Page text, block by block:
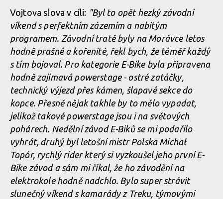
Norco Enduro Race Morávka - Jára Sijka / Enduroserie.cz
Norco Enduro Race Morávka - Jára Sijka / Enduroserie.cz
Norco Enduro Race Morávka - Jára Sijka / Enduroserie.cz
Norco Enduro Race Morávka - Jára Sijka / Enduroserie.cz
Vojtova slova v cíli: "Byl to opět hezký závodní
víkend s perfektním zázemím a nabitým
programem. Závodní tratě byly na Morávce letos
hodně prašné a kořenité, řekl bych, že téměř každý
s tím bojoval. Pro kategorie E-Bike byla připravena
hodně zajímavá powerstage - ostré zatáčky,
technický výjezd přes kámen, šlapavé sekce do
kopce. Přesně nějak takhle by to mělo vypadat,
jelikož takové powerstage jsou i na světových
pohárech. Nedělní závod E-Biků se mi podařilo
vyhrát, druhý byl letošní mistr Polska Michał
Topór, rychlý rider který si vyzkoušel jeho první E-
Bike závod a sám mi říkal, že ho závodění na
elektrokole hodně nadchlo. Bylo super strávit
slunečný víkend s kamarády z Treku, týmovými